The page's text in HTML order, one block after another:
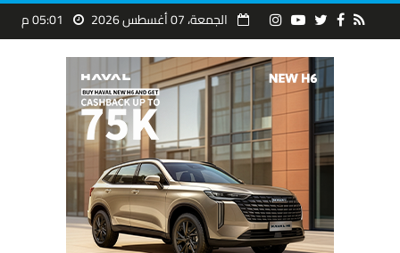
الجمعة، 07 أغسطس 2026